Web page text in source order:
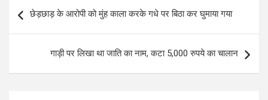
navigation
छेड़छाड़ के आरोपी को मुंह काला करके गधे पर बिठा कर घुमाया गया
गाड़ी पर लिखा था जाति का नाम, कटा 5,000 रुपये का चालान